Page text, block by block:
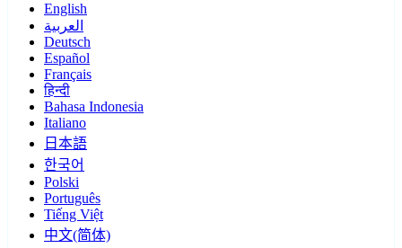
English
العربية
Deutsch
Español
Français
हिन्दी
Bahasa Indonesia
Italiano
日本語
한국어
Polski
Português
Tiếng Việt
中文(简体)